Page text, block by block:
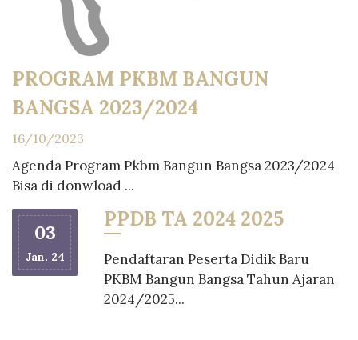
PROGRAM PKBM BANGUN
BANGSA 2023/2024
16/10/2023
Agenda Program Pkbm Bangun Bangsa 2023/2024
Bisa di donwload ...
03
Jan. 24
PPDB TA 2024 2025
Pendaftaran Peserta Didik Baru
PKBM Bangun Bangsa Tahun Ajaran
2024/2025...